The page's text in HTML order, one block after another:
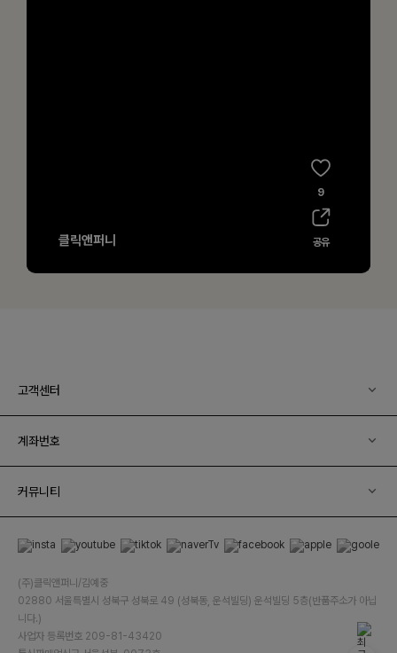
고객센터
계좌번호
커뮤니티
(주)클릭앤퍼니/김예중
02880 서울특별시 성북구 성북로 49 (성북동, 운석빌딩) 운석빌딩 5층(반품주소가 아닙
니다.)
사업자 등록번호 209-81-43420